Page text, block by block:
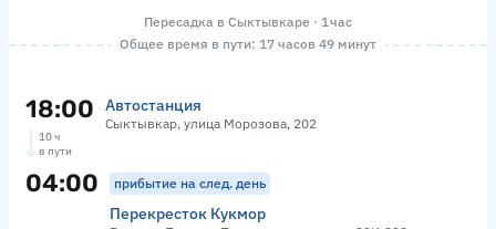
Пересадка в Сыктывкаре · 1 час
Общее время в пути: 17 часов 49 минут
18:00 Автостанция
Сыктывкар, улица Морозова, 202
10 ч
в пути
04:00 прибытие на след. день
Перекресток Кукмор